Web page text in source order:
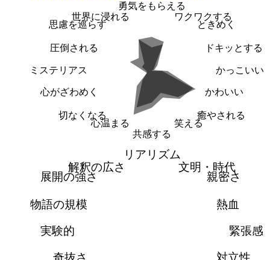
勇気をもらえる
ワクワクする
ときめく
ドキッとする
かっこいい
かわいい
癒やされる
笑える
共感する
心温まる
切なくなる
心がざわめく
ミステリアス
圧倒される
思慮を巡らす
世界に浸れる
リアリズム
文明・時代
親密さ
熱血
緊張感
実験的
物語の規模
展開の強さ
解釈の広さ